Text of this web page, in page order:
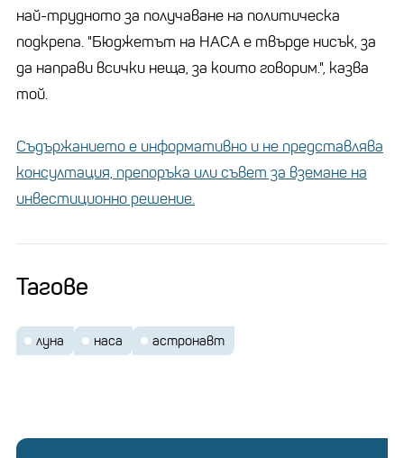
най-трудното за получаване на политическа
подкрепа. "Бюджетът на НАСА е твърде нисък, за
да направи всички неща, за които говорим.", казва
той.
Съдържанието е информативно и не представлява
консултация, препоръка или съвет за вземане на
инвестиционно решение.
Тагове
луна наса астронавт